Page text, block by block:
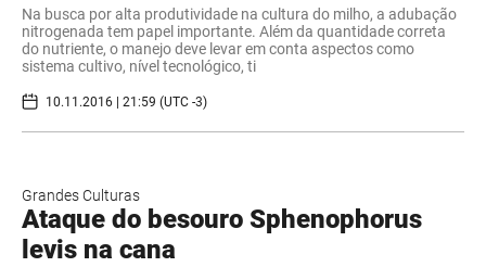
Na busca por alta produtividade na cultura do milho, a adubação
nitrogenada tem papel importante. Além da quantidade correta
do nutriente, o manejo deve levar em conta aspectos como
sistema cultivo, nível tecnológico, ti
10.11.2016 | 21:59 (UTC -3)
Grandes Culturas
Ataque do besouro Sphenophorus
levis na cana